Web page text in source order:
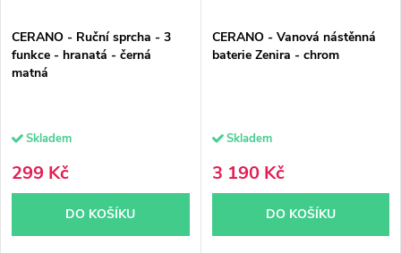
CERANO - Ruční sprcha - 3
funkce - hranatá - černá
matná
Skladem
299 Kč
DO KOŠÍKU
CERANO - Vanová nástěnná
baterie Zenira - chrom
Skladem
3 190 Kč
DO KOŠÍKU